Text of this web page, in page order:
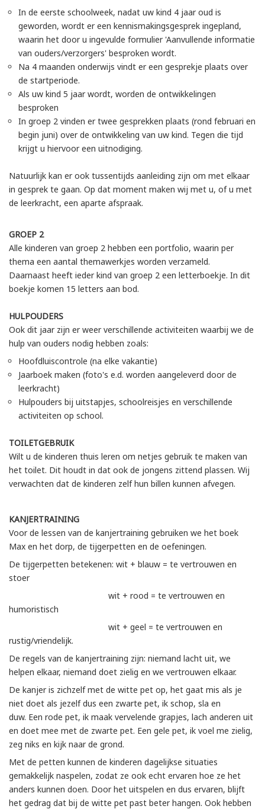
In de eerste schoolweek, nadat uw kind 4 jaar oud is
geworden, wordt er een kennismakingsgesprek ingepland,
waarin het door u ingevulde formulier 'Aanvullende informatie
van ouders/verzorgers' besproken wordt.
Na 4 maanden onderwijs vindt er een gesprekje plaats over
de startperiode.
Als uw kind 5 jaar wordt, worden de ontwikkelingen
besproken
In groep 2 vinden er twee gesprekken plaats (rond februari en
begin juni) over de ontwikkeling van uw kind. Tegen die tijd
krijgt u hiervoor een uitnodiging.
Natuurlijk kan er ook tussentijds aanleiding zijn om met elkaar
in gesprek te gaan. Op dat moment maken wij met u, of u met
de leerkracht, een aparte afspraak.
GROEP 2
Alle kinderen van groep 2 hebben een portfolio, waarin per
thema een aantal themawerkjes worden verzameld.
Daarnaast heeft ieder kind van groep 2 een letterboekje. In dit
boekje komen 15 letters aan bod.
HULPOUDERS
Ook dit jaar zijn er weer verschillende activiteiten waarbij we de
hulp van ouders nodig hebben zoals:
Hoofdluiscontrole (na elke vakantie)
Jaarboek maken (foto's e.d. worden aangeleverd door de
leerkracht)
Hulpouders bij uitstapjes, schoolreisjes en verschillende
activiteiten op school.
TOILETGEBRUIK
Wilt u de kinderen thuis leren om netjes gebruik te maken van
het toilet. Dit houdt in dat ook de jongens zittend plassen. Wij
verwachten dat de kinderen zelf hun billen kunnen afvegen.
KANJERTRAINING
Voor de lessen van de kanjertraining gebruiken we het boek
Max en het dorp, de tijgerpetten en de oefeningen.
De tijgerpetten betekenen: wit + blauw = te vertrouwen en
stoer
wit + rood = te vertrouwen en
humoristisch
wit + geel = te vertrouwen en
rustig/vriendelijk.
De regels van de kanjertraining zijn: niemand lacht uit, we
helpen elkaar, niemand doet zielig en we vertrouwen elkaar.
De kanjer is zichzelf met de witte pet op, het gaat mis als je
niet doet als jezelf dus een zwarte pet, ik schop, sla en
duw. Een rode pet, ik maak vervelende grapjes, lach anderen uit
en doet mee met de zwarte pet. Een gele pet, ik voel me zielig,
zeg niks en kijk naar de grond.
Met de petten kunnen de kinderen dagelijkse situaties
gemakkelijk naspelen, zodat ze ook echt ervaren hoe ze het
anders kunnen doen. Door het uitspelen en dus ervaren, blijft
het gedrag dat bij de witte pet past beter hangen. Ook hebben